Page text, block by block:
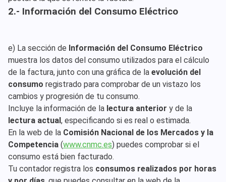
2.- Información del Consumo Eléctrico
e) La sección de Información del Consumo Eléctrico
muestra los datos del consumo utilizados para el cálculo
de la factura, junto con una gráfica de la evolución del
consumo registrado para comprobar de un vistazo los
cambios y progresión de tu consumo.
Incluye la información de la lectura anterior y de la
lectura actual, especificando si es real o estimada.
En la web de la Comisión Nacional de los Mercados y la
Competencia (www.cnmc.es) puedes comprobar si el
consumo está bien facturado.
Tu contador registra los consumos realizados por horas